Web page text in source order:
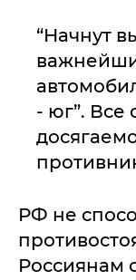
“Начнут
- юг”. Все
РФ не
Россиянам